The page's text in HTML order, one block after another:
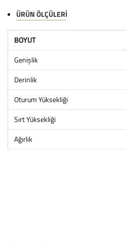
ÜRÜN ÖLÇÜLERI
BOYUT
Genişlik
Derinlik
Oturum Yüksekliği
Sırt Yüksekliği
Ağırlık